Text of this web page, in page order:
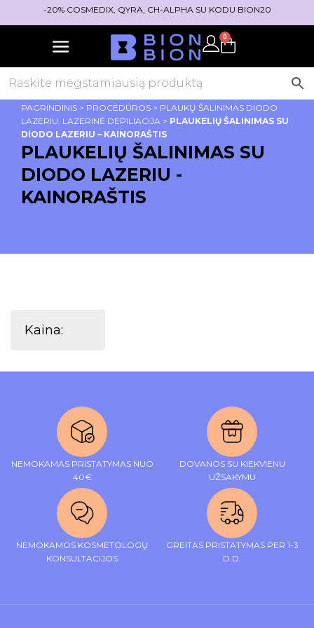
-20% COSMEDIX, QYRA, CH-ALPHA SU KODU BION20
0
PAGRINDINIS > PROCEDŪROS > PLAUKŲ ŠALINIMAS DIODO
LAZERIU. LAZERINĖ DEPILIACIJA > PLAUKELIŲ ŠALINIMAS SU
DIODO LAZERIU – KAINORAŠTIS
PLAUKELIŲ ŠALINIMAS SU
DIODO LAZERIU -
KAINORAŠTIS
Kaina:
NEMOKAMAS PRISTATYMAS NUO
40€
DOVANOS SU KIEKVIENU
UŽSAKYMU
NEMOKAMOS KOSMETOLOGŲ
KONSULTACIJOS
GREITAS PRISTATYMAS PER 1-3
D.D.